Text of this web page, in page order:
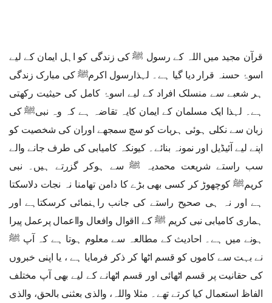
قرآن مجید میں اللہ کے رسول ﷺ کی زندگی کو اہل ایمان کے لیے
اسوۂ حسنہ قرار دیا گیا ہے۔ لہذارسول اکرمﷺ کی مبارک زندگی
ہر شعبے سے منسلک افراد کے لیے اسوۂ کامل کی حیثیت رکھتی
ہے۔ لہذا ایک مسلمان کے ایمان کایہ تقاضہ ہے کہ وہ نبیﷺ کی
زبان سے نکلی ہوئی ہربات کو سچ سمجھے اوران کی شخصیت کو
اپنے لیے آئیڈیل اور نمونہ بنائے۔ کیونکہ کامیابی کی طرف جانے والے
سب راستے شریعت محمدیہ ﷺ سے ہوکر گزرتے ہیں۔ نبی
کریمﷺ کوچھوڑ کر کسی بھی بڑے کا دامن تھامنا نہ نجات دلاسکتا
ہے اور نہ ہی صحیح راستے کی جانب راہنمائی کرسکتاہے اور
ہماری کامیابی نبی کریم ﷺ کے ااقوال وافعال وااعمال پرعمل پیرا
ہونے میں ہے۔ احادیث کے مطالعہ سے معلوم ہوتا ہے کہ آپ ﷺ
نے بہت سے کاموں کو قسم اٹھا کر ذکر فرمایا ہے ، یا اپنی خبروں
کی حقانیت پر قسم اٹھائی اور قسم اٹھانے کے لیے بھی آپ مختلف
الفاظ استعمال کیا کرتے تھے۔ مثلا واللہ، والذی بعثنی بالحق، والذی